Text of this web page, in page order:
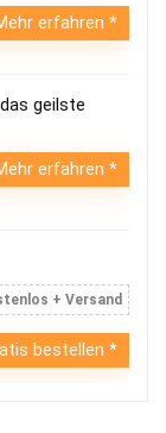
erfahren
geilste
erfahren
+ Versand
bestellen